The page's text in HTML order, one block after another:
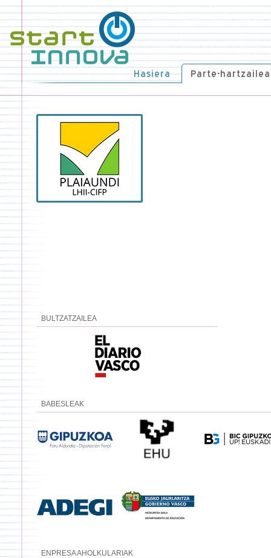
Hasiera Parte-
BULTZATZAILEA
BABESLEAK
ENPRESA AHOLKULARIAK